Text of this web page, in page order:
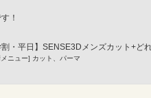
！
割・平日】SENSE3Dメンズカット+
ニュー] カット、パーマ